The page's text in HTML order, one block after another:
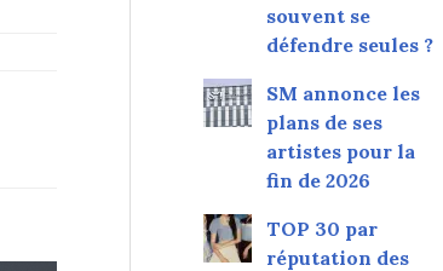
souvent se
défendre seules ?
SM annonce les
plans de ses
artistes pour la
fin de 2026
TOP 30 par
réputation des